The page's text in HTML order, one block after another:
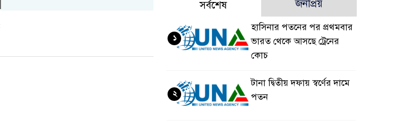
সর্বশেষ জনপ্রিয়
হাসিনার পতনের পর প্রথমবার
ভারত থেকে আসছে ট্রেনের
কোচ
১
টানা দ্বিতীয় দফায় স্বর্ণের দামে
পতন
২